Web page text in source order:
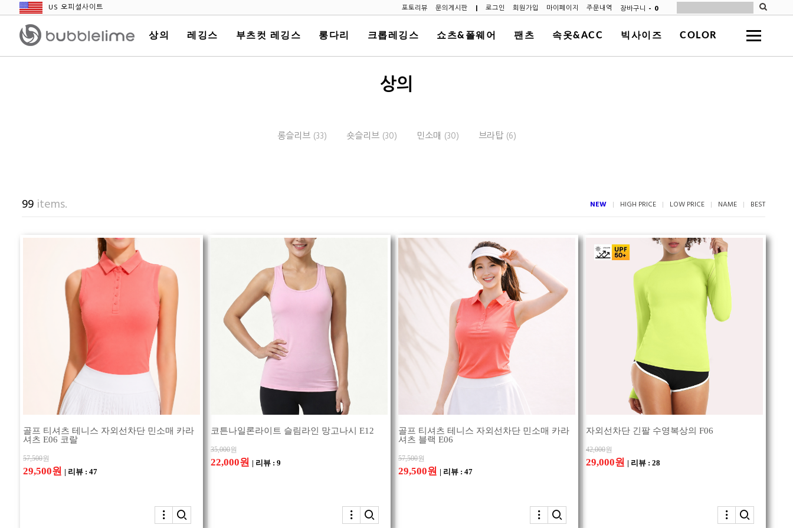
US 오피셜사이트 포토리뷰 문의게시판 | 로그인 회원가입 마이페이지 주문내역 장바구니 - 0
상의 레깅스 부츠컷 레깅스 롱다리 크롭레깅스 쇼츠&폴웨어 팬츠 속옷&ACC 빅사이즈 COLOR
상의
롱슬리브 (33) 숏슬리브 (30) 민소매 (30) 브라탑 (6)
99 items. NEW HIGH PRICE LOW PRICE NAME BEST
골프 티셔츠 테니스 자외선차단 민소매 카라
셔츠 E06 코랄
57,500원
29,500원 | 리뷰 : 47
코튼나일론라이트 슬림라인 망고나시 E12
35,000원
22,000원 | 리뷰 : 9
골프 티셔츠 테니스 자외선차단 민소매 카라
셔츠 블랙 E06
57,500원
29,500원 | 리뷰 : 47
자외선차단 긴팔 수영복상의 F06
42,000원
29,000원 | 리뷰 : 28